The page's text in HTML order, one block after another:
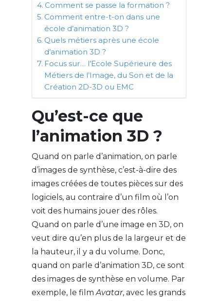
Comment se passe la formation ?
Comment entre-t-on dans une
école d’animation 3D ?
Quels métiers après une école
d’animation 3D ?
Focus sur… l’Ecole Supérieure des
Métiers de l’Image, du Son et de la
Création 2D-3D ou EMC
Qu’est-ce que
l’animation 3D ?
Quand on parle d’animation, on parle
d’images de synthèse, c’est-à-dire des
images créées de toutes pièces sur des
logiciels, au contraire d’un film où l’on
voit des humains jouer des rôles.
Quand on parle d’une image en 3D, on
veut dire qu’en plus de la largeur et de
la hauteur, il y a du volume. Donc,
quand on parle d’animation 3D, ce sont
des images de synthèse en volume. Par
exemple, le filmAvatar, avec les grands